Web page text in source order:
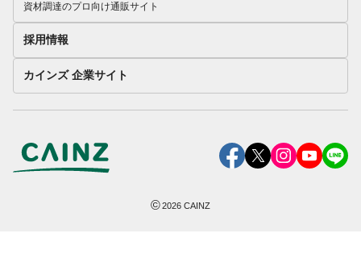
資材調達のプロ向け通販サイト
採用情報
カインズ 企業サイト
©2026 CAINZ